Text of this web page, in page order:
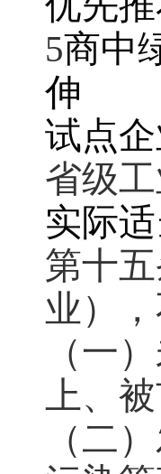
5商中
伸
试点企
省级
实际
第十
业）
（一
上、
（二